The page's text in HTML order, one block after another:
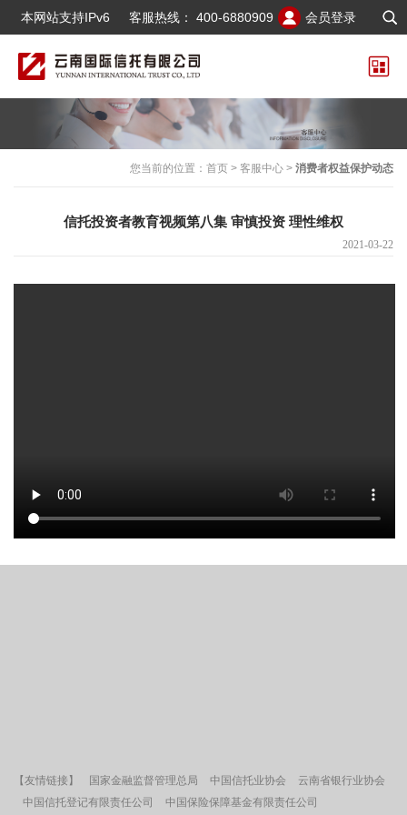
会员登录
客服热线： 400-6880909
本网站支持IPv6
您当前的位置： 首页 > 客服中心 > 消费者权益保护动态
信托投资者教育视频第八集 审慎投资 理性维权
2021-03-22
【友情链接】 国家金融监督管理总局 中国信托业协会
云南省银行业协会
中国信托登记有限责任公司
中国保险保障基金有限责任公司